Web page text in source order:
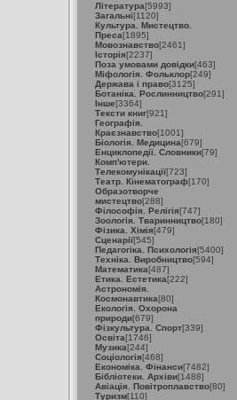
Література[5993]
Загальні[1120]
Культура. Мистецтво.
Преса[1895]
Мовознавство[2461]
Історія[2237]
Поза умовами довідки[463]
Міфологія. Фольклор[249]
Держава і право[3125]
Ботаніка. Рослинництво[291]
Інше[3364]
Тексти книг[921]
Географія.
Краєзнавство[1001]
Біологія. Медицина[679]
Енциклопедії. Словники[79]
Комп'ютери.
Телекомунікації[723]
Театр. Кінематограф[170]
Образотворче
мистецтво[288]
Філософія. Релігія[747]
Зоологія. Тваринництво[180]
Фізика. Хімія[479]
Сценарії[545]
Педагогіка. Психологія[5400]
Техніка. Виробництво[594]
Математика[487]
Етика. Естетика[222]
Астрономія.
Космонавтика[80]
Екологія. Охорона
природи[679]
Фізкультура. Спорт[339]
Освіта[1746]
Музика[244]
Соціологія[468]
Економіка. Фінанси[7482]
Бібліотеки. Архіви[1488]
Авіація. Повітроплавство[80]
Туризм[110]